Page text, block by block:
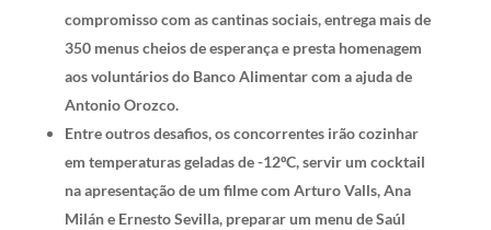
compromisso com as cantinas sociais, entrega mais de
350 menus cheios de esperança e presta homenagem
aos voluntários do Banco Alimentar com a ajuda de
Antonio Orozco.
Entre outros desafios, os concorrentes irão cozinhar
em temperaturas geladas de -12ºC, servir um cocktail
na apresentação de um filme com Arturo Valls, Ana
Milán e Ernesto Sevilla, preparar um menu de Saúl